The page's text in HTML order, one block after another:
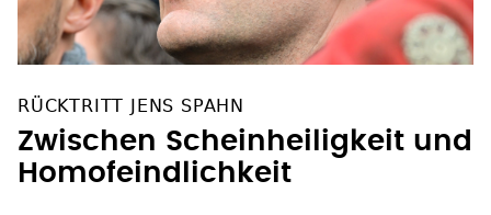
RÜCKTRITT JENS SPAHN
Zwischen Scheinheiligkeit und
Homofeindlichkeit